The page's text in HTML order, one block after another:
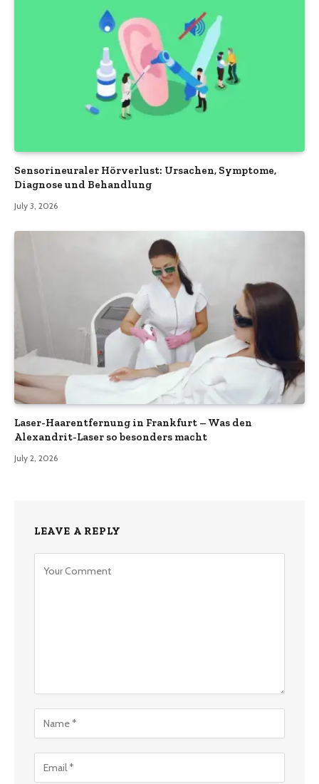
Sensorineuraler Hörverlust: Ursachen, Symptome,
Diagnose und Behandlung
July 3, 2026
Laser-Haarentfernung in Frankfurt – Was den
Alexandrit-Laser so besonders macht
July 2, 2026
LEAVE A REPLY